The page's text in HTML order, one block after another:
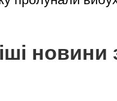
новини